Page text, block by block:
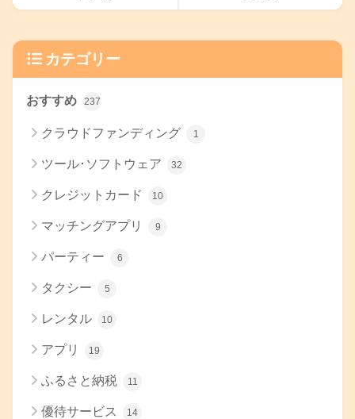
カテゴリー
おすすめ 237
クラウドファンディング 1
ツール･ソフトウェア 32
クレジットカード 10
マッチングアプリ 9
パーティー 6
タクシー 5
レンタル 10
アプリ 19
ふるさと納税 11
優待サービス 14